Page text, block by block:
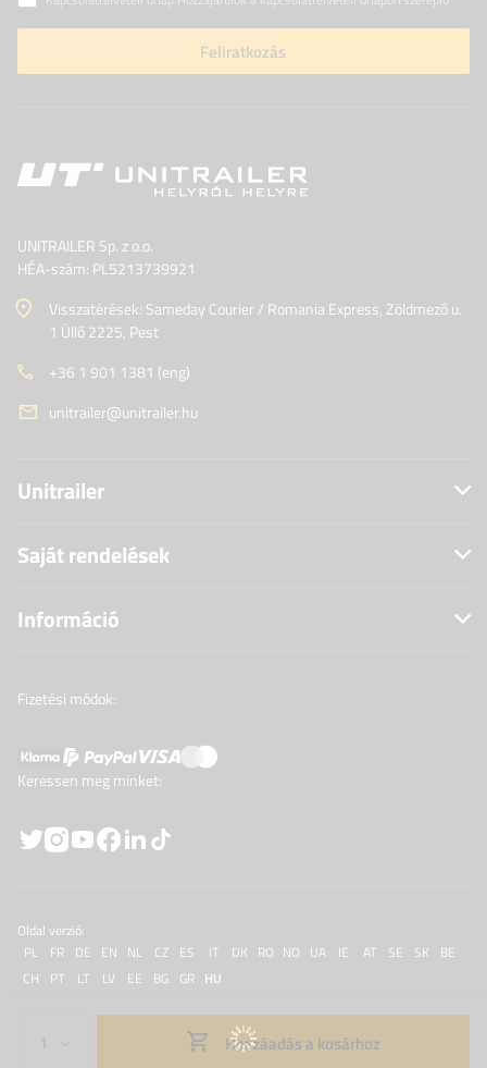
Hozzáadás a kosárhoz
Feliratkozás
UNITRAILER Sp. z o.o.
HÉA-szám: PL5213739921
Visszatérések: Sameday Courier / Romania Express, Zöldmező u.
1 Üllő 2225, Pest
+36 1 901 1381 (eng)
unitrailer@unitrailer.hu
Unitrailer
Saját rendelések
Információ
Fizetési módok:
Keressen meg minket:
Oldal verzió:
PL
FR DE EN NL CZ ES IT DK RO NO UA IE AT SE SK
BE
CH
PT LT LV EE BG GR HU